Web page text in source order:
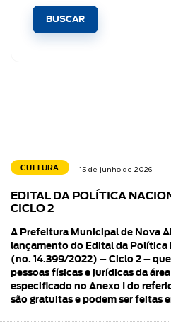
CULTURA 15 de junho de 2026
EDITAL DA POLÍTICA
CICLO 2
A Prefeitura Municipal de Nova
lançamento do Edital da Política
(no. 14.399/2022) – Ciclo 2 –
pessoas físicas e jurídicas da
especificado no Anexo I do
são gratuitas e podem ser feitas